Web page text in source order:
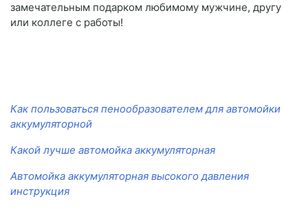
замечательным подарком любимому мужчине, другу
или коллеге с работы!
Как пользоваться пенообразователем для автомойки
аккумуляторной
Какой лучше автомойка аккумуляторная
Автомойка аккумуляторная высокого давления
инструкция